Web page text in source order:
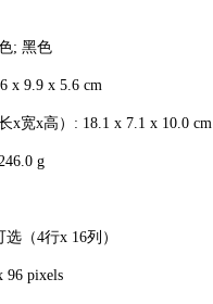
; 黑色
x 9.9 x 5.6 cm
x宽x高）: 18.1 x 7.1 x 10.0 cm
g
（4行x 16列）
96 pixels